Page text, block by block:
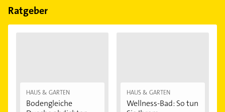
Feiertagen abweichen können.
Ratgeber
HAUS & GARTEN
Bodengleiche
HAUS & GARTEN
Wellness-Bad: So tun